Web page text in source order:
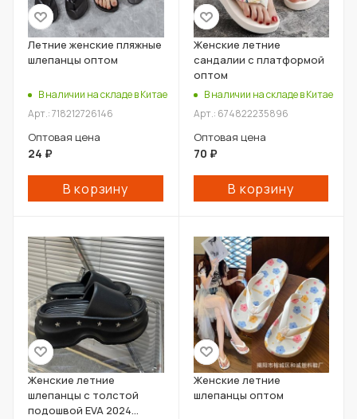
Летние женские пляжные
шлепанцы оптом
В наличии на складе в Китае
Арт.: 718212726146
Оптовая цена
24 ₽
В корзину
Женские летние
сандалии с платформой
оптом
В наличии на складе в Китае
Арт.: 674822235896
Оптовая цена
70 ₽
В корзину
Женские летние
шлепанцы с толстой
подошвой EVA 2024
Женские летние
шлепанцы оптом